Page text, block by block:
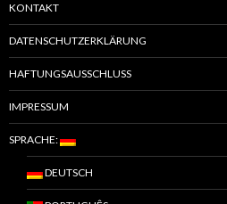
KONTAKT
DATENSCHUTZERKLÄRUNG
HAFTUNGSAUSSCHLUSS
IMPRESSUM
SPRACHE:
DEUTSCH